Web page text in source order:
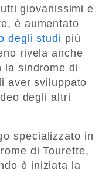
giovanissimi e
è aumentato
degli studi più
rivela anche
la sindrome di
aver sviluppato
degli altri
specializzato in
di Tourette,
è iniziata la